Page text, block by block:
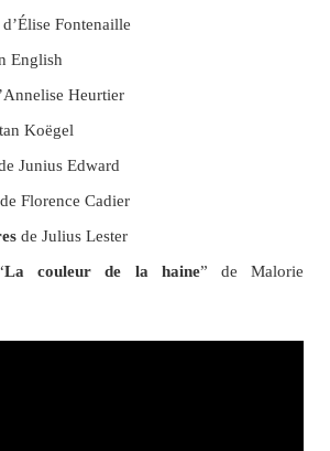
Fontenaille
English
Heurtier
Koëgel
Junius Edward
de Florence Cadier
de Julius Lester
La couleur de la haine” de Malorie